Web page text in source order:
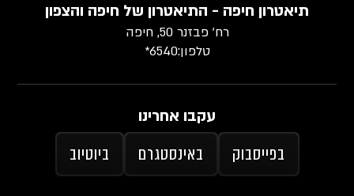
תיאטרון חיפה - התיאטרון של חיפה והצפון
רח׳ פבזנר 50, חיפה
טלפון:6540*
עקבו אחרינו
בפייסבוק באינסטגרם ביוטיוב